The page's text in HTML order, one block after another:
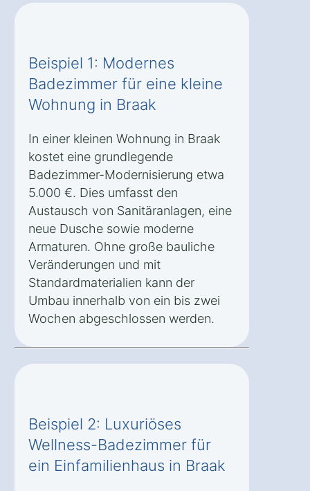
Beispiel 1: Modernes
Badezimmer für eine kleine
Wohnung in Braak
In einer kleinen Wohnung in Braak
kostet eine grundlegende
Badezimmer-Modernisierung etwa
5.000 €. Dies umfasst den
Austausch von Sanitäranlagen, eine
neue Dusche sowie moderne
Armaturen. Ohne große bauliche
Veränderungen und mit
Standardmaterialien kann der
Umbau innerhalb von ein bis zwei
Wochen abgeschlossen werden.
Beispiel 2: Luxuriöses
Wellness-Badezimmer für
ein Einfamilienhaus in Braak